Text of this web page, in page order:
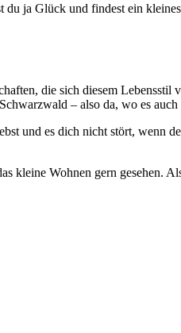
ja Glück und findest ein
die sich diesem Lebensstil
– also da, wo es
und es dich nicht stört, wenn
kleine Wohnen gern gesehen.